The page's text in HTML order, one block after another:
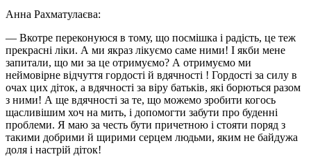
Анна Рахматулаєва:
— Вкотре переконуюся в тому, що посмішка і радість, це теж
прекрасні ліки. А ми якраз лікуємо саме ними! І якби мене
запитали, що ми за це отримуємо? А отримуємо ми
неймовірне відчуття гордості й вдячності ! Гордості за силу в
очах цих діток, а вдячності за віру батьків, які борються разом
з ними! А ще вдячності за те, що можемо зробити когось
щасливішим хоч на мить, і допомогти забути про буденні
проблеми. Я маю за честь бути причетною і стояти поряд з
такими добрими й щирими серцем людьми, яким не байдужа
доля і настрій діток!